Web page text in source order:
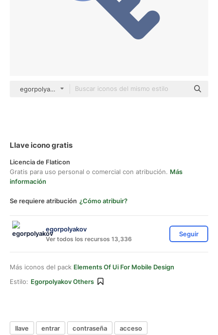
egorpolyakov Others
Llave icono gratis
Licencia de Flaticon
Gratis para uso personal o comercial con atribución. Más
información
Se requiere atribución ¿Cómo atribuir?
egorpolyakov
Ver todos los recursos 13,336
Seguir
Más iconos del pack Elements Of Ui For Mobile Design
Estilo: Egorpolyakov Others
llave entrar contraseña acceso